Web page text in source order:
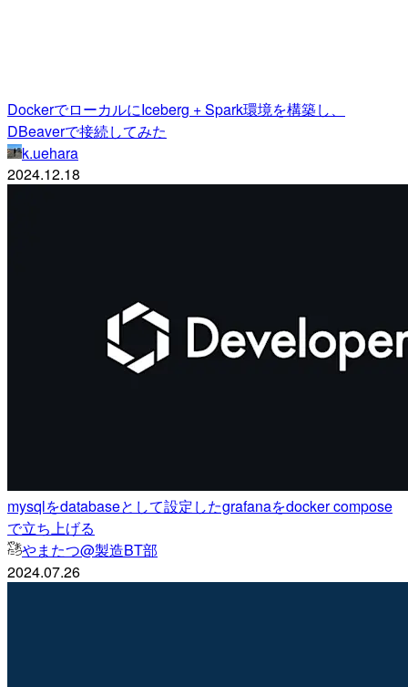
DockerでローカルにIceberg + Spark環境を構築し、
DBeaverで接続してみた
k.uehara
2024.12.18
mysqlをdatabaseとして設定したgrafanaをdocker compose
で立ち上げる
やまたつ@製造BT部
2024.07.26